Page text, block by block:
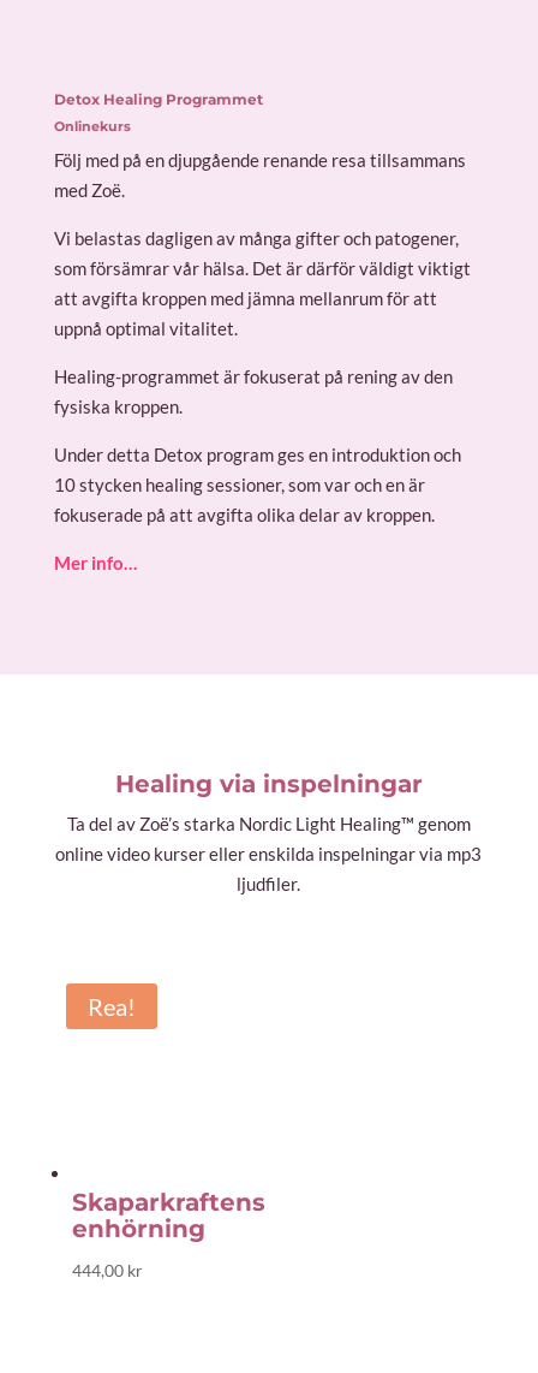
Detox Healing Programmet
Onlinekurs
Följ med på en djupgående renande resa tillsammans
med Zoë.
Vi belastas dagligen av många gifter och patogener,
som försämrar vår hälsa. Det är därför väldigt viktigt
att avgifta kroppen med jämna mellanrum för att
uppnå optimal vitalitet.
Healing-programmet är fokuserat på rening av den
fysiska kroppen.
Under detta Detox program ges en introduktion och
10 stycken healing sessioner, som var och en är
fokuserade på att avgifta olika delar av kroppen.
Mer info…
Healing via inspelningar
Ta del av Zoë’s starka Nordic Light Healing™ genom
online video kurser eller enskilda inspelningar via mp3
ljudfiler.
Skaparkraftens
enhörning
444,00 kr
Rea!